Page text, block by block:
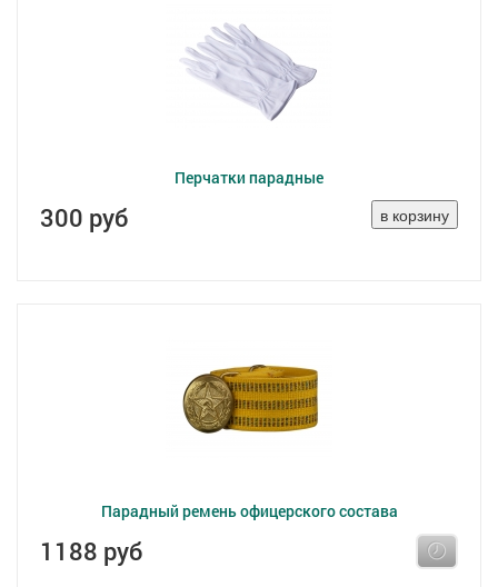
Перчатки парадные
300 руб
Парадный ремень офицерского состава
1188 руб